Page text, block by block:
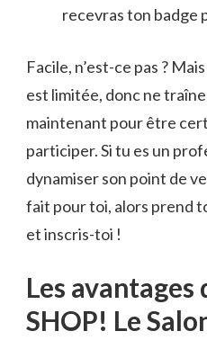
recevras ton badge
Facile, n’est-ce pas ?
est limitée, donc ne
maintenant pour être
participer. Si tu es un
dynamiser son point de
fait pour toi, alors prend
et inscris-toi !
Les
SHOP! Le